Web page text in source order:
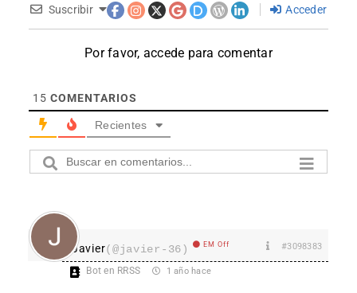
Suscribir Acceder
Por favor, accede para comentar
15 COMENTARIOS
Recientes
Javier(@javier-36) EM Off #3098383
Bot en RRSS 1 año hace